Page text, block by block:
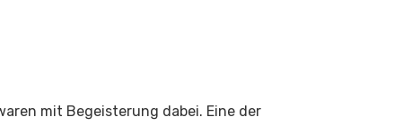
mit Begeisterung dabei. Eine der